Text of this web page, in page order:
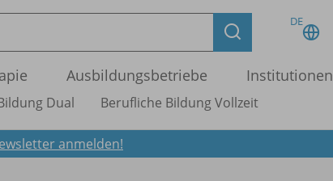
DE
Ausbildungsbetriebe Institutionen
Dual Berufliche Bildung Vollzeit
anmelden!